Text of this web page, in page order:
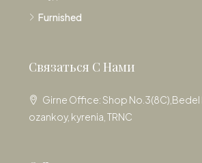
Furnished
Связаться С Нами
Girne Office: Shop No.3(8C),Bedel
ozankoy, kyrenia, TRNC